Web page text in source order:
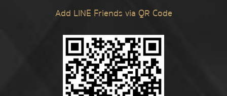
Add LINE Friends via QR Code